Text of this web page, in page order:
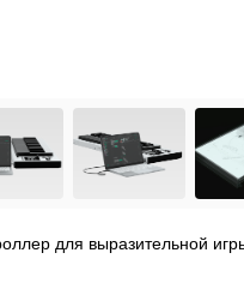
для выразительной